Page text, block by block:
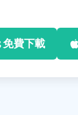
免費下載